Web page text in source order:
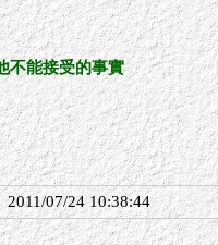
不能接受的事實
2011/07/24 10:38:44